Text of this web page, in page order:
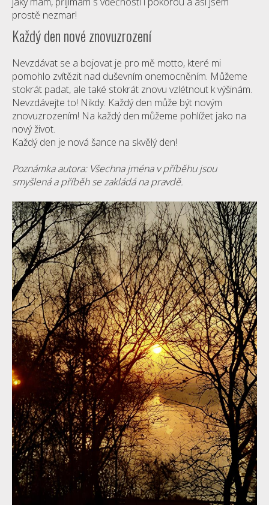
prostě nezmar!
Každý den nové znovuzrození
Nevzdávat se a bojovat je pro mě motto, které mi
pomohlo zvítězit nad duševním onemocněním. Můžeme
stokrát padat, ale také stokrát znovu vzlétnout k výšinám.
Nevzdávejte to! Nikdy. Každý den může být novým
znovuzrozením! Na každý den můžeme pohlížet jako na
nový život.
Každý den je nová šance na skvělý den!
Poznámka autora: Všechna jména v příběhu jsou
smyšlená a příběh se zakládá na pravdě.